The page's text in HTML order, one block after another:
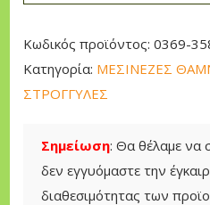
Σημείωση: Θα θέλαμε να
δεν εγγυόμαστε την
διαθεσιμότητας των
ζ
α
Κωδικός προϊόντος:0369-
Κατηγορία: ΜΕΣΙΝΕΖΕΣ
ΣΤΡΟΓΓΥΛΕΣ